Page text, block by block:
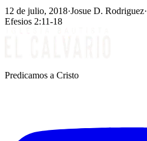
12 de julio, 2018·Josue D. Rodriguez·
Efesios 2:11-18
Predicamos a Cristo